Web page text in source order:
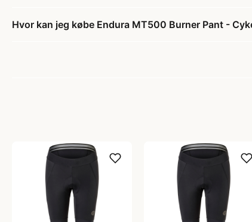
Hvor kan jeg købe Endura MT500 Burner Pant -